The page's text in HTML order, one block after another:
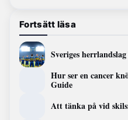
Fortsätt läsa
Sveriges
Hur ser en cancer
Guide
Att tänka på vid